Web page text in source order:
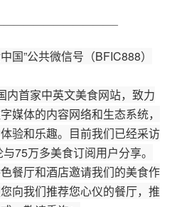
国”公共微信号（BFIC888）
内首家中英文美食网站，致力
媒体的内容网络和生态系统，
验和乐趣。目前我们已经采访
与75万多美食订阅用户分享。
餐厅和酒店邀请我们的美食作
向我们推荐您心仪的餐厅，推